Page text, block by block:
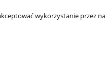
wykorzystanie przez